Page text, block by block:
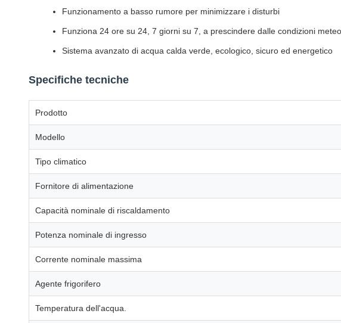
Funzionamento a basso rumore per minimizzare i disturbi
Funziona 24 ore su 24, 7 giorni su 7, a prescindere dalle condizioni
Sistema avanzato di acqua calda verde, ecologico, sicuro ed energetico
Specifiche tecniche
Prodotto
Modello
Tipo climatico
Fornitore di alimentazione
Capacità nominale di riscaldamento
Potenza nominale di ingresso
Corrente nominale massima
Agente frigorifero
Temperatura dell'acqua.